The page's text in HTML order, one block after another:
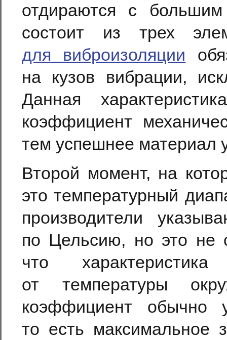
отдираются с
состоит из трех
для виброизоляции
на кузов вибрации,
Данная
коэффициент
тем успешнее материал
Второй момент, на
это температурный
производители
по Цельсию, но это не
что
от температуры
коэффициент обычно
то есть максимальное